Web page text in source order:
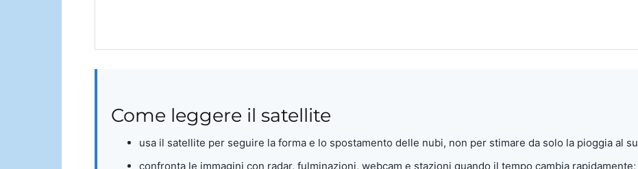
Come leggere il satellite
usa il satellite per seguire la forma e lo spostamento delle nubi, non per stimare da solo la pioggia al
confronta le immagini con radar, fulminazioni, webcam e stazioni quando il tempo cambia rapidamente;